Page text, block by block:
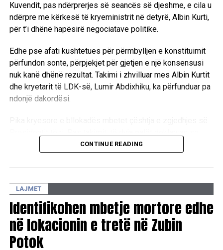
Kuvendit, pas ndërprerjes së seancës së djeshme, e cila u
ndërpre me kërkesë të kryeministrit në detyrë, Albin Kurti,
për t’i dhënë hapësirë negociatave politike.
Edhe pse afati kushtetues për përmbylljen e konstituimit
përfundon sonte, përpjekjet për gjetjen e një konsensusi
nuk kanë dhënë rezultat. Takimi i zhvilluar mes Albin Kurtit
dhe kryetarit të LDK-së, Lumir Abdixhiku, ka përfunduar pa
ndonjë dakordësi.
mbeten ende larg një marrëveshjeje politike, duke
përket qëndrimeve për pozitat shtetrore. /E.A/
CONTINUE READING
LAJMET
Identifikohen mbetje mortore edhe
në lokacionin e tretë në Zubin
Potok